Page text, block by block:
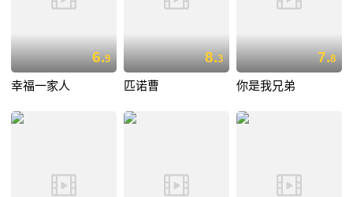
6.9
幸福一家人
8.3
匹诺曹
7.8
你是我兄弟